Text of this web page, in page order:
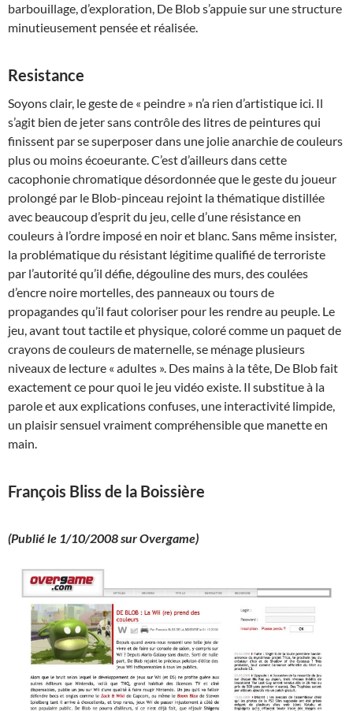
barbouillage, d’exploration, De Blob s’appuie sur une structure
minutieusement pensée et réalisée.
Resistance
Soyons clair, le geste de « peindre » n’a rien d’artistique ici. Il
s’agit bien de jeter sans contrôle des litres de peintures qui
finissent par se superposer dans une jolie anarchie de couleurs
plus ou moins écoeurante. C’est d’ailleurs dans cette
cacophonie chromatique désordonnée que le geste du joueur
prolongé par le Blob-pinceau rejoint la thématique distillée
avec beaucoup d’esprit du jeu, celle d’une résistance en
couleurs à l’ordre imposé en noir et blanc. Sans même insister,
la problématique du résistant légitime qualifié de terroriste
par l’autorité qu’il défie, dégouline des murs, des coulées
d’encre noire mortelles, des panneaux ou tours de
propagandes qu’il faut coloriser pour les rendre au peuple. Le
jeu, avant tout tactile et physique, coloré comme un paquet de
crayons de couleurs de maternelle, se ménage plusieurs
niveaux de lecture « adultes ». Des mains à la tête, De Blob fait
exactement ce pour quoi le jeu vidéo existe. Il substitue à la
parole et aux explications confuses, une interactivité limpide,
un plaisir sensuel vraiment compréhensible que manette en
main.
François Bliss de la Boissière
(Publié le 1/10/2008 sur Overgame)